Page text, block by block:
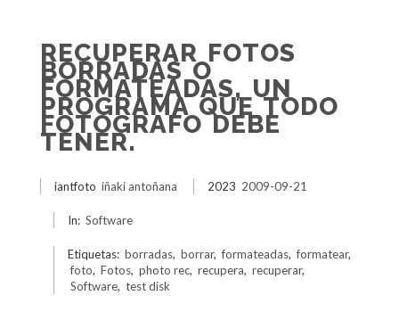
RECUPERAR FOTOS
BORRADAS O
FORMATEADAS, UN
PROGRAMA QUE TODO
FOTOGRAFO DEBE
TENER.
iantfoto iñaki antoñana 2023 2009-09-21
In: Software
Etiquetas: borradas, borrar, formateadas, formatear,
foto, Fotos, photo rec, recupera, recuperar,
Software, test disk